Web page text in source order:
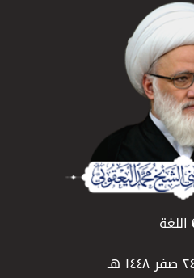
اللغة